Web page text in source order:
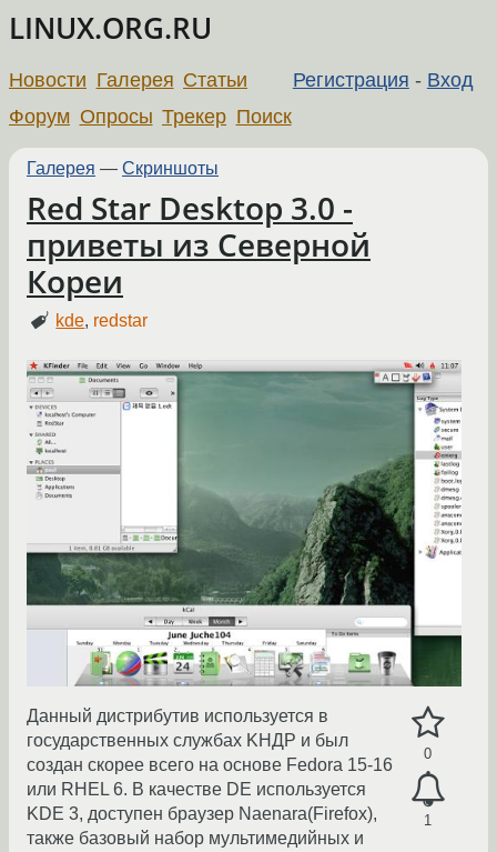
LINUX.ORG.RU
Регистрация - Вход
Новости Галерея Статьи
Форум Опросы Трекер Поиск
Галерея — Скриншоты
Red Star Desktop 3.0 -
приветы из Северной
Кореи
kde, redstar
0
1
Данный дистрибутив используется в
государственных службах KНДР и был
создан скорее всего на основе Fedora 15-16
или RHEL 6. В качестве DE используется
KDE 3, доступен браузер Naenara(Firefox),
также базовый набор мультимедийных и